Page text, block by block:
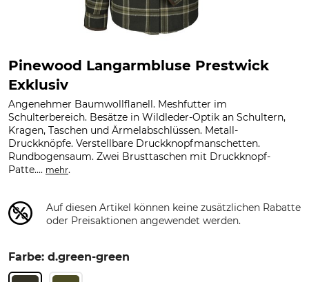
Pinewood Langarmbluse Prestwick
Exklusiv
Angenehmer Baumwollflanell. Meshfutter im
Schulterbereich. Besätze in Wildleder-Optik an Schultern,
Kragen, Taschen und Ärmelabschlüssen. Metall-
Druckknöpfe. Verstellbare Druckknopfmanschetten.
Rundbogensaum. Zwei Brusttaschen mit Druckknopf-
Patte.... mehr.
Auf diesen Artikel können keine zusätzlichen Rabatte
oder Preisaktionen angewendet werden.
Farbe: d.green-green